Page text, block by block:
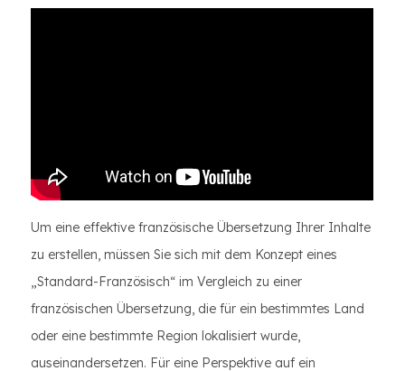
Um eine effektive französische Übersetzung Ihrer Inhalte
zu erstellen, müssen Sie sich mit dem Konzept eines
„Standard-Französisch“ im Vergleich zu einer
französischen Übersetzung, die für ein bestimmtes Land
oder eine bestimmte Region lokalisiert wurde,
auseinandersetzen. Für eine Perspektive auf ein